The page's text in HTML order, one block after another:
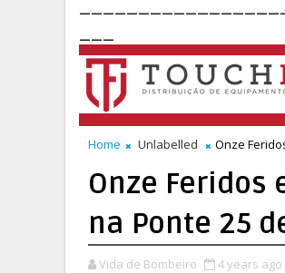
Home Unlabelled Onze
Onze Feridos
na Ponte 25
Vida de Bombeiro 4 years ago